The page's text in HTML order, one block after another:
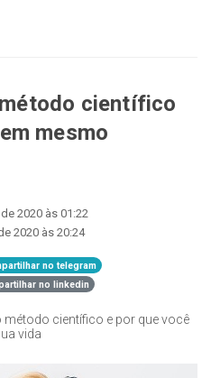
científico
mesmo
2020 às 01:22
2020 às 20:24
no telegram
no linkedin
científico e por que você
vida